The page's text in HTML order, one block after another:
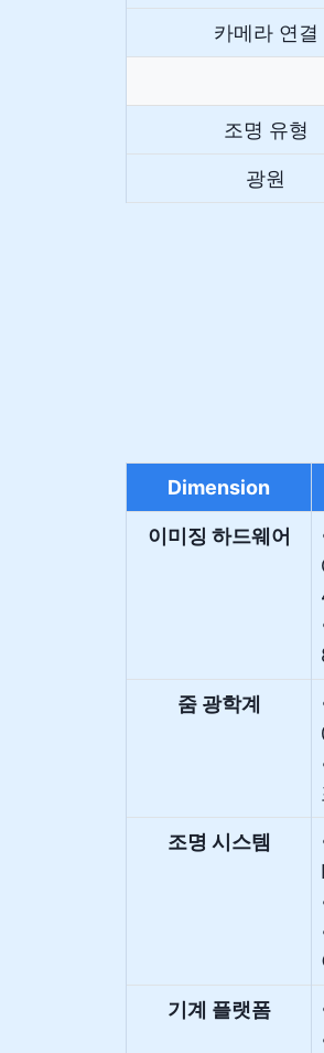
카메라 연결
조명 유형
광원
Dimension
이미징 하드웨어
줌 광학계
조명 시스템
기계 플랫폼